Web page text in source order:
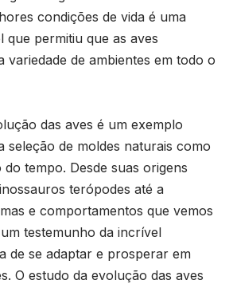
condições de vida é uma
que permitiu que as aves
variedade de ambientes em todo o
das aves é um exemplo
seleção de moldes naturais como
tempo. Desde suas origens
terópodes até a
e comportamentos que vemos
testemunho da incrível
de se adaptar e prosperar em
O estudo da evolução das aves